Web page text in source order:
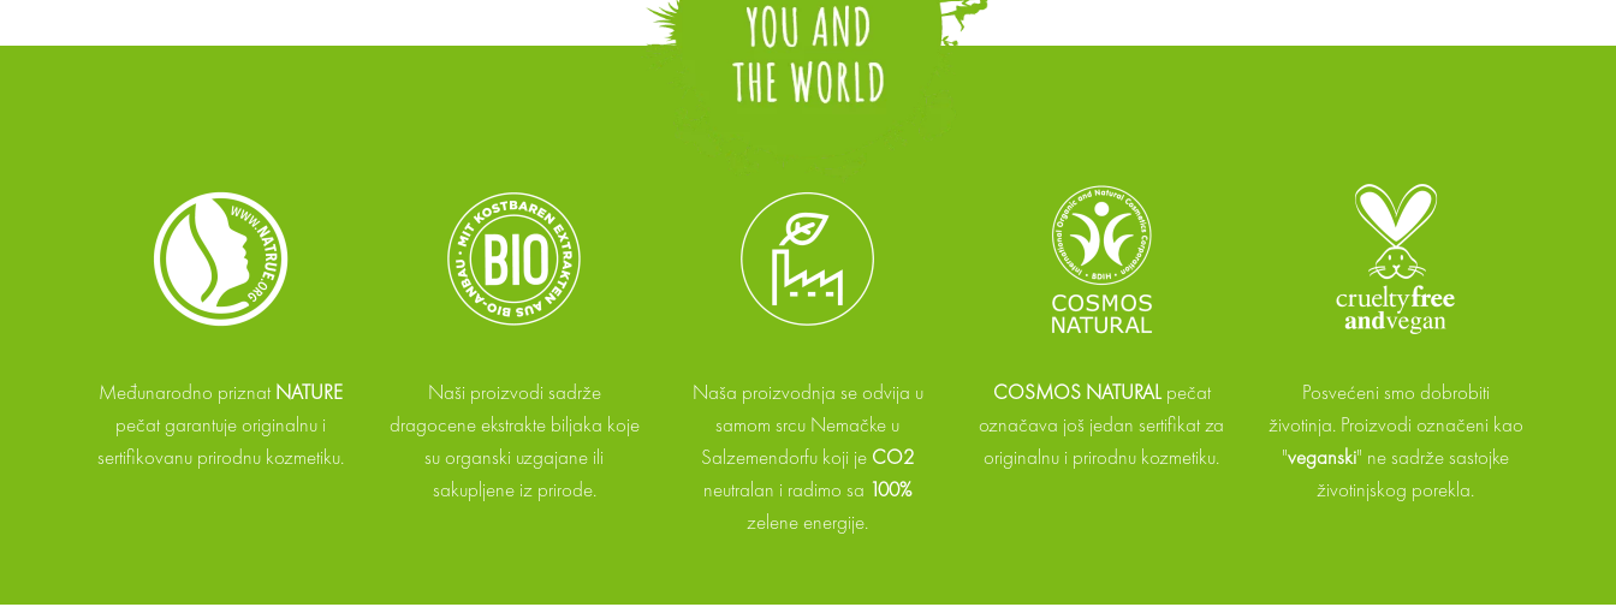
Međunarodno priznat NATURE
pečat garantuje originalnu i
sertifikovanu prirodnu kozmetiku.
Naši proizvodi sadrže
dragocene ekstrakte biljaka koje
su organski uzgajane ili
sakupljene iz prirode.
Naša proizvodnja se odvija u
samom srcu Nemačke u
Salzemendorfu koji je CO2
neutralan i radimo sa 100%
zelene energije.
COSMOS NATURALpečat
označava još jedan sertifikat za
originalnu i prirodnu kozmetiku.
Posvećeni smo dobrobiti
životinja. Proizvodi označeni kao
"veganski" ne sadrže sastojke
životinjskog porekla.